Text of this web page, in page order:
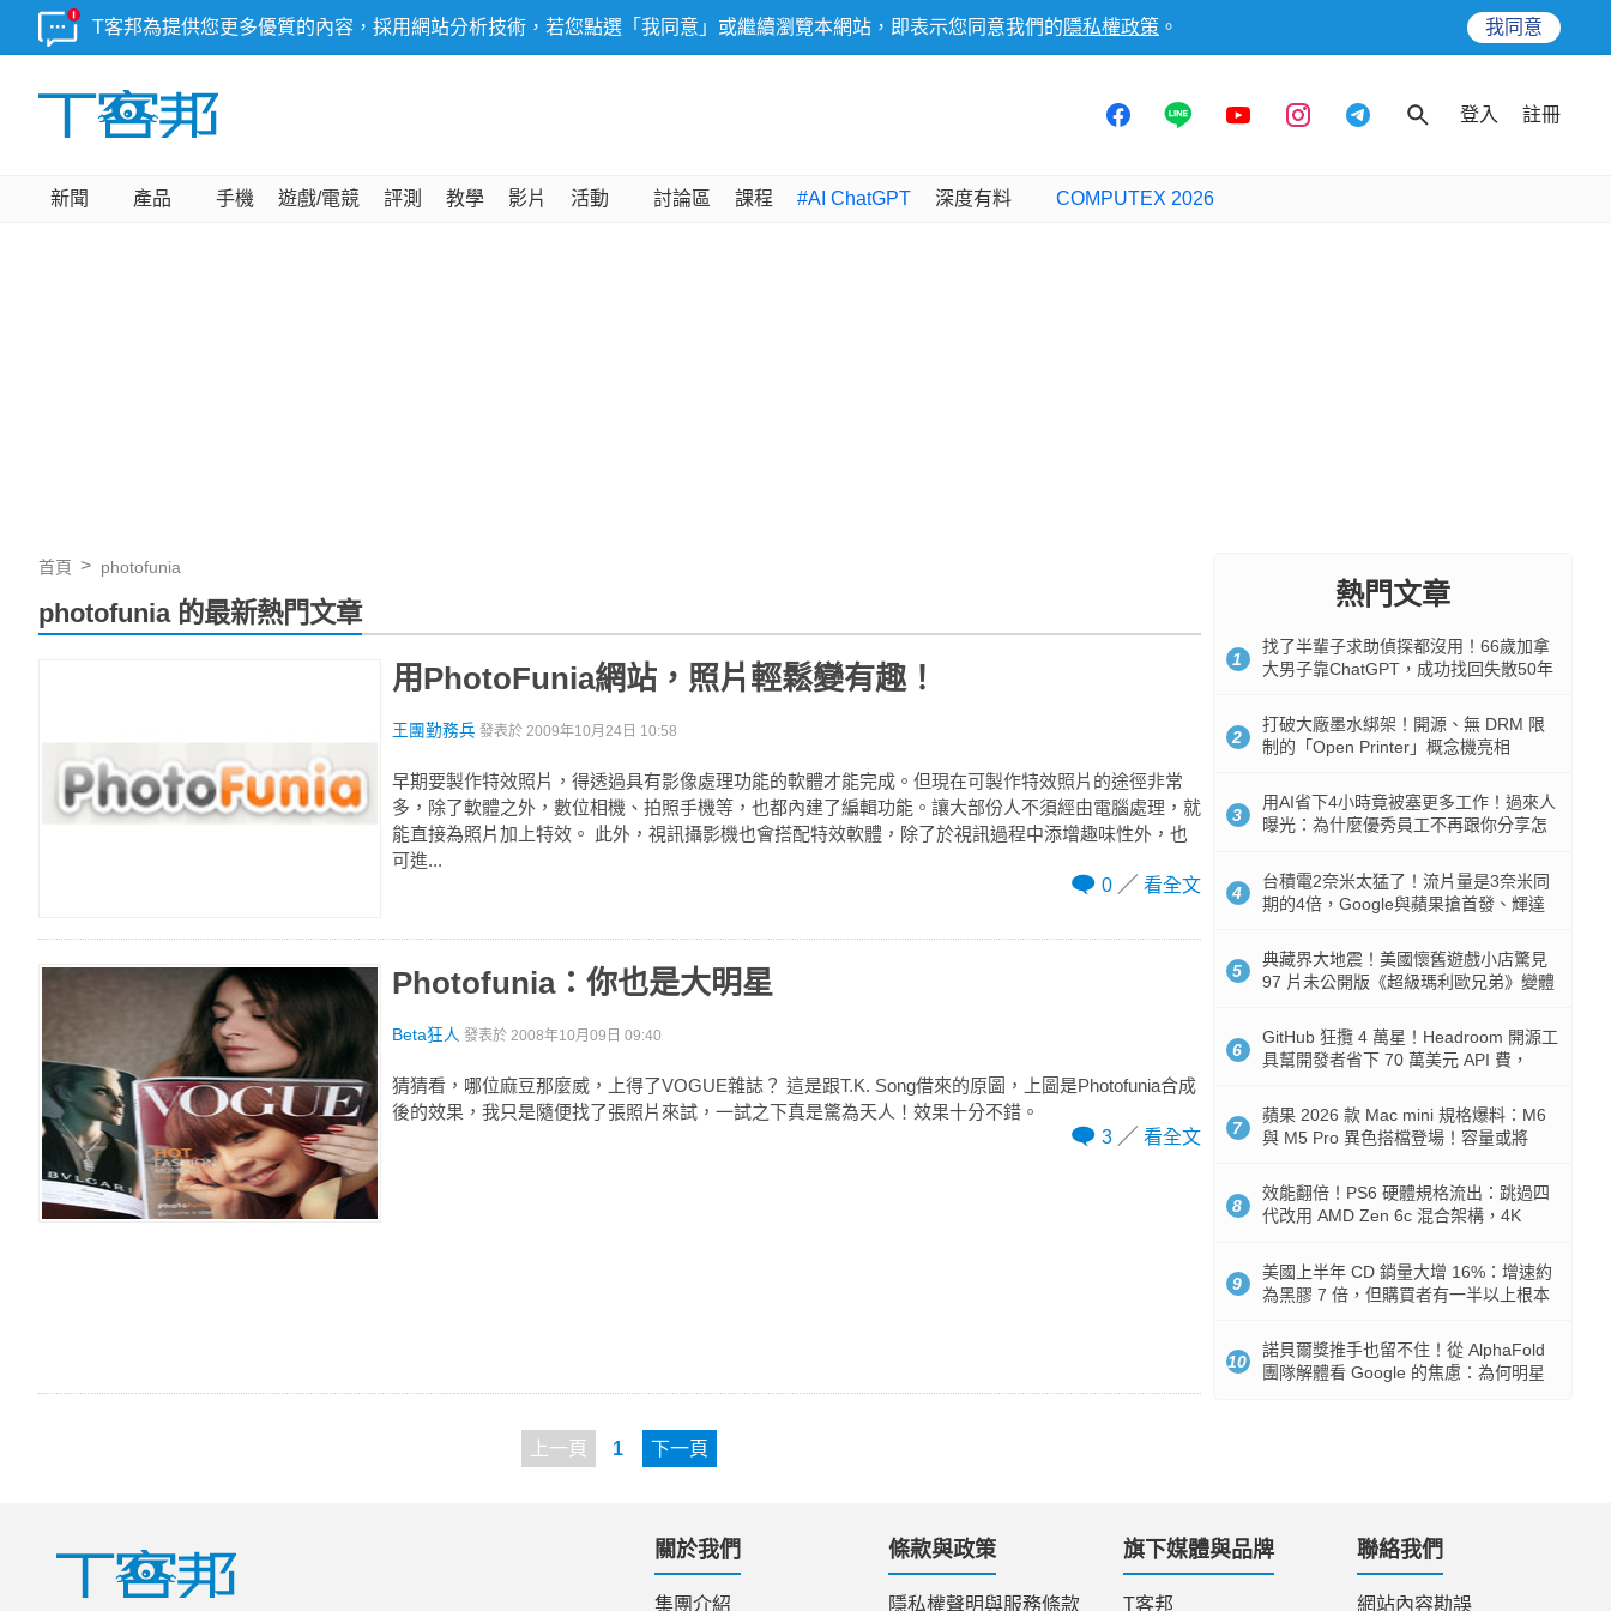
T客邦為提供您更多優質的內容，採用網站分析技術，若您點選「我同意」或繼續瀏覽本網站，即表示您同意我們的 隱私權政策 。 我同意
登入 註冊
新聞 產品 手機 遊戲/電競 評測 教學 影片 活動 討論區 課程 #AI ChatGPT 深度有料 COMPUTEX 2026
首頁 photofunia
photofunia 的最新熱門文章
用PhotoFunia網站，照片輕鬆變有趣！
王團勤務兵 發表於 2009年10月24日 10:58
早期要製作特效照片，得透過具有影像處理功能的軟體才能完成。但現在可製作特效照片的途徑非常
多，除了軟體之外，數位相機、拍照手機等，也都內建了編輯功能。讓大部份人不須經由電腦處理，就
能直接為照片加上特效。 此外，視訊攝影機也會搭配特效軟體，除了於視訊過程中添增趣味性外，也
可進...
0
看全文
Photofunia：你也是大明星
Beta狂人 發表於 2008年10月09日 09:40
猜猜看，哪位麻豆那麼威，上得了VOGUE雜誌？ 這是跟T.K. Song借來的原圖，上圖是Photofunia合成
後的效果，我只是隨便找了張照片來試，一試之下真是驚為天人！效果十分不錯。
3
看全文
上一頁 1 下一頁
熱門文章
1
找了半輩子求助偵探都沒用！66歲加拿
大男子靠ChatGPT，成功找回失散50年
2
打破大廠墨水綁架！開源、無 DRM 限
制的「Open Printer」概念機亮相
3
用AI省下4小時竟被塞更多工作！過來人
曝光：為什麼優秀員工不再跟你分享怎
4
台積電2奈米太猛了！流片量是3奈米同
期的4倍，Google與蘋果搶首發、輝達
5
典藏界大地震！美國懷舊遊戲小店驚見
97 片未公開版《超級瑪利歐兄弟》變體
6
GitHub 狂攬 4 萬星！Headroom 開源工
具幫開發者省下 70 萬美元 API 費，
7
蘋果 2026 款 Mac mini 規格爆料：M6
與 M5 Pro 異色搭檔登場！容量或將
8
效能翻倍！PS6 硬體規格流出：跳過四
代改用 AMD Zen 6c 混合架構，4K
9
美國上半年 CD 銷量大增 16%：增速約
為黑膠 7 倍，但購買者有一半以上根本
10
諾貝爾獎推手也留不住！從 AlphaFold
團隊解體看 Google 的焦慮：為何明星
關於我們
集團介紹
條款與政策
隱私權聲明與服務條款
旗下媒體與品牌
T客邦
聯絡我們
網站內容勘誤